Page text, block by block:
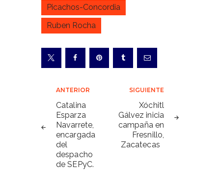
Picachos-Concordia
Ruben Rocha
Navegación
de
entradas
ANTERIOR
Catalina
Esparza
Navarrete,
encargada
del
despacho
de SEPyC.
SIGUIENTE
Xóchitl
Gálvez inicia
campaña en
Fresnillo,
Zacatecas